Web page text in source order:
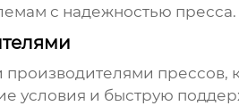
с надежностью пресса.
производителями прессов,
условия и быструю